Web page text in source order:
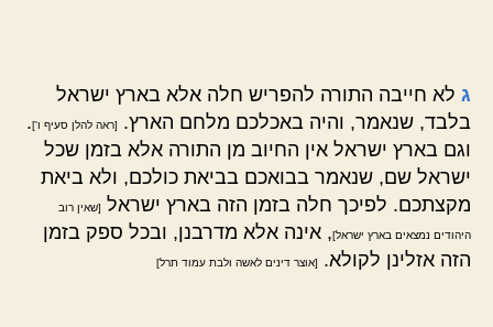
ג לא חייבה התורה להפריש חלה אלא בארץ ישראל
בלבד, שנאמר, והיה באכלכם מלחם הארץ.
[ראה להלן סעיף ו'].
וגם בארץ ישראל אין החיוב מן התורה אלא בזמן שכל
ישראל שם, שנאמר בבואכם בביאת כולכם, ולא ביאת
מקצתכם. לפיכך חלה בזמן הזה בארץ ישראל [שאין רוב
היהודים נמצאים בארץ ישראל], אינה אלא מדרבנן, ובכל ספק בזמן
הזה אזלינן לקולא.
[אוצר דינים לאשה ולבת עמוד תרל]